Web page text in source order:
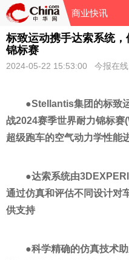
商业快讯
标致运动携手达索系统
锦标赛
2024-05-22 15:53:00 今报在线
●Stellantis集团的标致
战2024赛季世界耐力锦标赛
超级跑车的空气动力学性能
●达索系统由
通过仿真和评估不同设计对
供支持
●科学精确的仿真技术